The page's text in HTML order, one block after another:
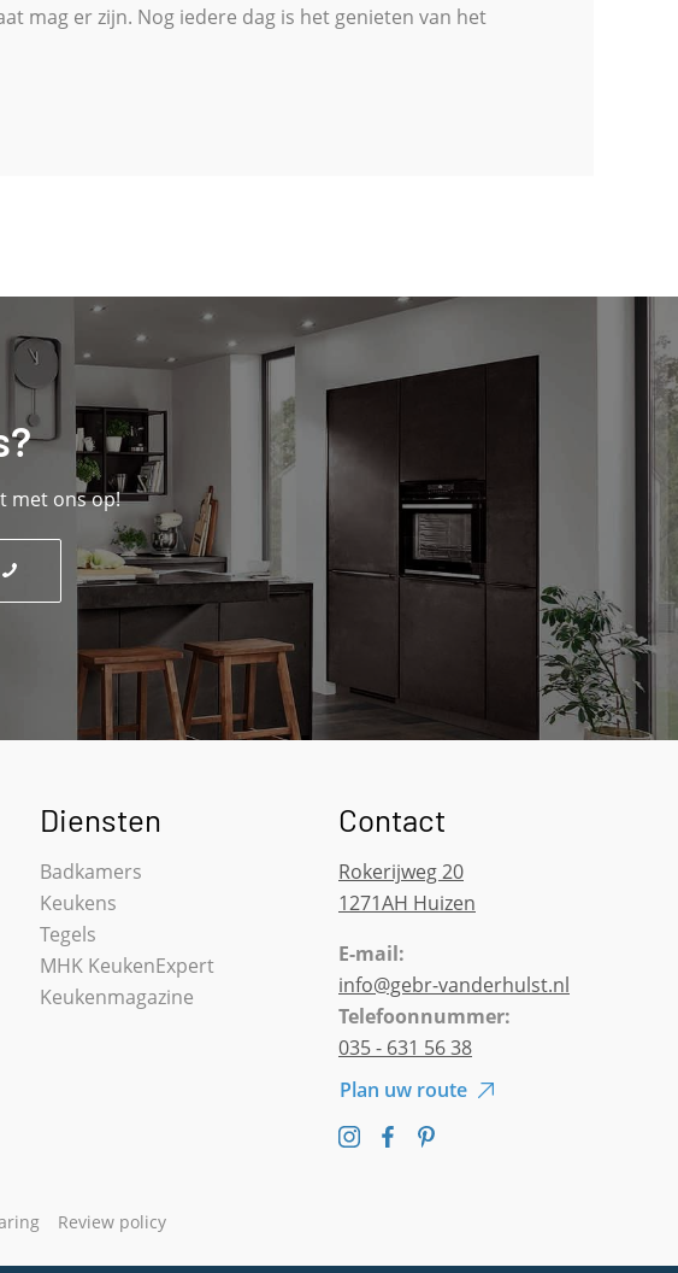
mag er zijn. Nog iedere dag is het genieten van het
met ons op!
Diensten
Badkamers
Keukens
Tegels
MHK KeukenExpert
Keukenmagazine
Contact
Rokerijweg 20
1271AH Huizen
E-mail:
info@gebr-vanderhulst.nl
Telefoonnummer:
035 - 631 56 38
Plan uw route
Review policy